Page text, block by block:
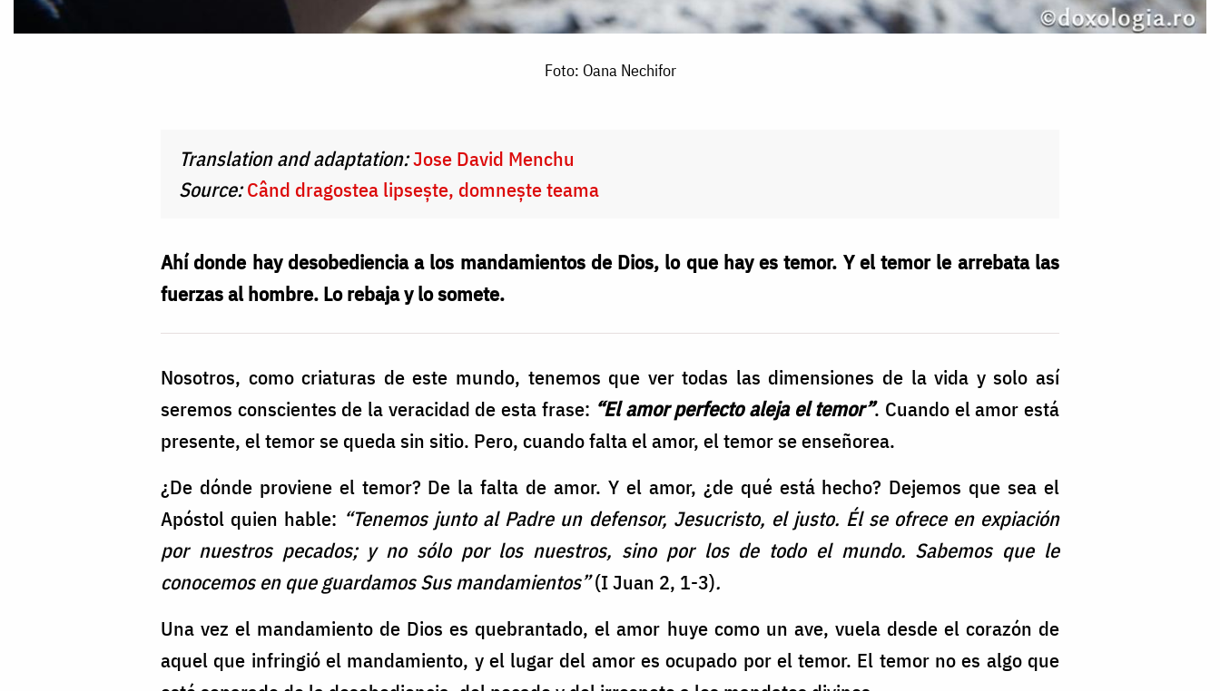
Foto: Oana Nechifor
Translation and adaptation:Jose David Menchu
Source:Când dragostea lipsește, domnește teama
Ahí donde hay desobediencia a los mandamientos de Dios, lo que hay es temor. Y el temor le arrebata las
fuerzas al hombre. Lo rebaja y lo somete.
Nosotros, como criaturas de este mundo, tenemos que ver todas las dimensiones de la vida y solo así
seremos conscientes de la veracidad de esta frase: “El amor perfecto aleja el temor”. Cuando el amor está
presente, el temor se queda sin sitio. Pero, cuando falta el amor, el temor se enseñorea.
¿De dónde proviene el temor? De la falta de amor. Y el amor, ¿de qué está hecho? Dejemos que sea el
Apóstol quien hable: “Tenemos junto al Padre un defensor, Jesucristo, el justo. Él se ofrece en expiación
por nuestros pecados; y no sólo por los nuestros, sino por los de todo el mundo. Sabemos que le
conocemos en que guardamos Sus mandamientos”(I Juan 2, 1-3).
Una vez el mandamiento de Dios es quebrantado, el amor huye como un ave, vuela desde el corazón de
aquel que infringió el mandamiento, y el lugar del amor es ocupado por el temor. El temor no es algo que